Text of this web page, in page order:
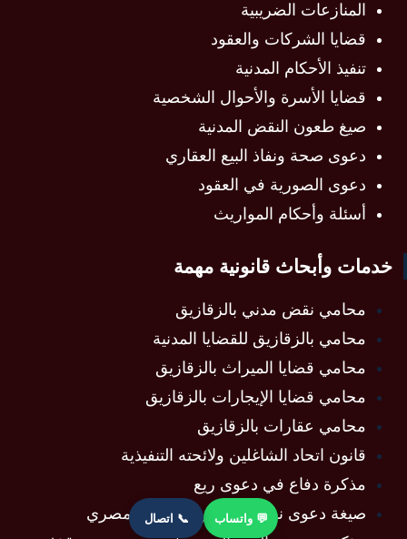
المنازعات الضريبية
قضايا الشركات والعقود
تنفيذ الأحكام المدنية
قضايا الأسرة والأحوال الشخصية
صيغ طعون النقض المدنية
دعوى صحة ونفاذ البيع العقاري
دعوى الصورية في العقود
أسئلة وأحكام المواريث
خدمات وأبحاث قانونية مهمة
محامي نقض مدني بالزقازيق
محامي بالزقازيق للقضايا المدنية
محامي قضايا الميراث بالزقازيق
محامي قضايا الإيجارات بالزقازيق
محامي عقارات بالزقازيق
قانون اتحاد الشاغلين ولائحته التنفيذية
مذكرة دفاع في دعوى ريع
صيغة دعوى نفقة عدة في القانون المصري
💬 واتساب 📞 اتصال